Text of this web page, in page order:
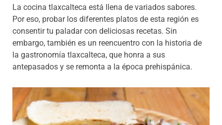
La cocina tlaxcalteca está llena de variados sabores.
Por eso, probar los diferentes platos de esta región es
consentir tu paladar con deliciosas recetas. Sin
embargo, también es un reencuentro con la historia de
la gastronomía tlaxcalteca, que honra a sus
antepasados y se remonta a la época prehispánica.